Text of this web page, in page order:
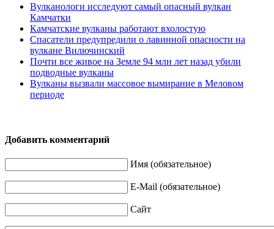
Вулканологи исследуют самый опасный вулкан
Камчатки
Камчатские вулканы работают вхолостую
Спасатели предупредили о лавинной опасности на
вулкане Вилючинский
Почти все живое на Земле 94 млн лет назад убили
подводные вулканы
Вулканы вызвали массовое вымирание в Меловом
периоде
Добавить комментарий
Имя (обязательное)
E-Mail (обязательное)
Сайт